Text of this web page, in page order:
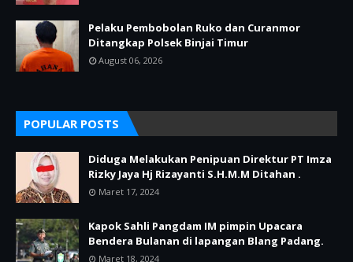
Pelaku Pembobolan Ruko dan Curanmor
Ditangkap Polsek Binjai Timur
August 06, 2026
POPULAR POSTS
Diduga Melakukan Penipuan Direktur PT Imza
Rizky Jaya Hj Rizayanti S.H.M.M Ditahan .
Maret 17, 2024
Kapok Sahli Pangdam IM pimpin Upacara
Bendera Bulanan di lapangan Blang Padang.
Maret 18, 2024